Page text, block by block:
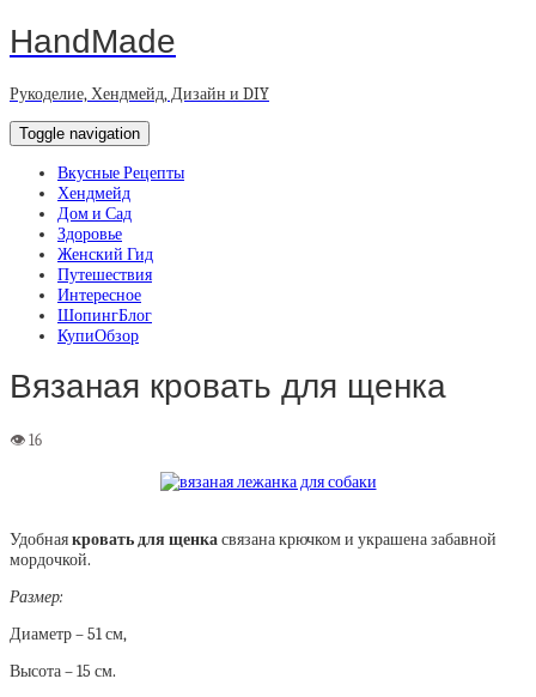
HandMade
Рукоделие, Хендмейд, Дизайн и DIY
Toggle navigation
Вкусные Рецепты
Хендмейд
Дом и Сад
Здоровье
Женский Гид
Путешествия
Интересное
ШопингБлог
КупиОбзор
Вязаная кровать для щенка
Удобнаякровать для щенкасвязана крючком и украшена забавной
мордочкой.
Размер:
Диаметр – 51 см,
Высота – 15 см.